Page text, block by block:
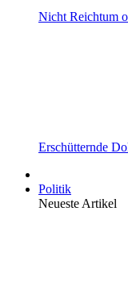
Nicht Reichtum
Erschütternde
Politik
Neueste Artikel